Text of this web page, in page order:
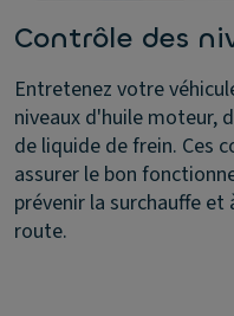
Contrôle des
Entretenez votre
niveaux d'huile moteur,
de liquide de frein. Ces
assurer le bon
prévenir la surchauffe
route.